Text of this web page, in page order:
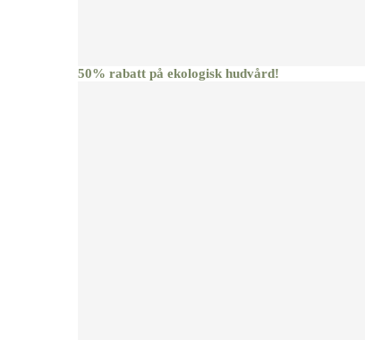
50% rabatt på ekologisk hudvård!